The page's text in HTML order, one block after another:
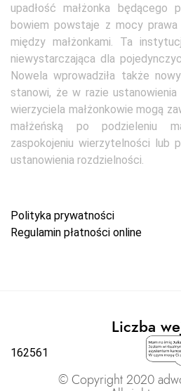
upadłość małżonka będącego
bowiem powstaje z mocy prawa
między małżonkami. Ta
niewystarczająca dla
Nowela wprowadziła także
stanowi, że w razie
wierzyciela małżonkowie mogą
małżeńską po podzieleniu
zaspokojeniu wierzytelności lub
ustanowienia rozdzielności.
Polityka prywatności
Regulamin płatności online
Liczba
162561
© Copyright 2020